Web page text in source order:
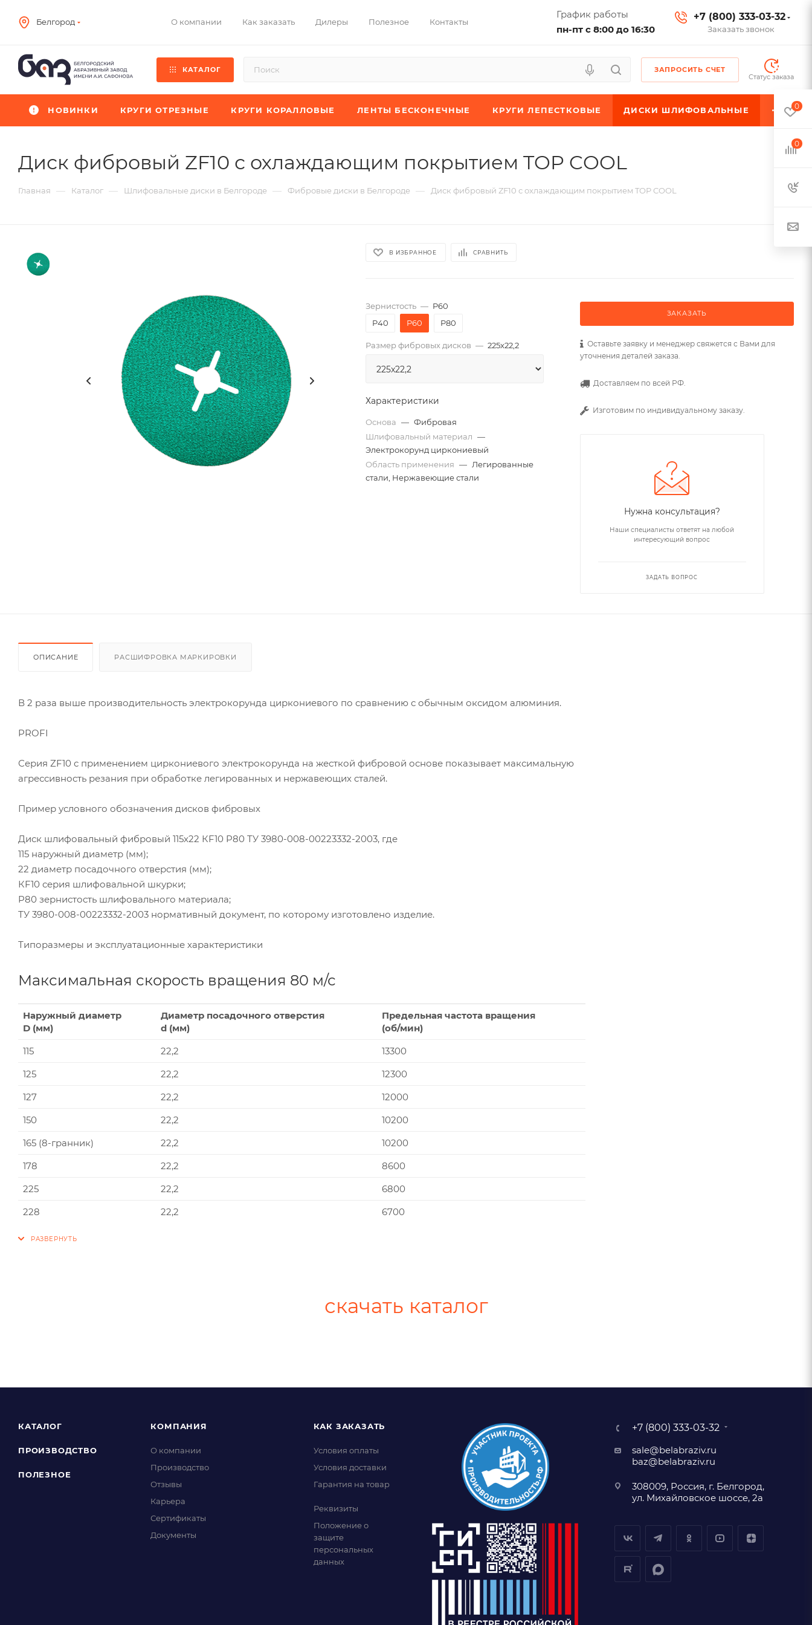
Белгород О компании Как заказать Дилеры Полезное Контакты
График работы
пн-пт с 8:00 до 16:30
+7 (800) 333-03-32
Заказать звонок
КАТАЛОГ
ЗАПРОСИТЬ СЧЕТ
Статус заказа
НОВИНКИ КРУГИ ОТРЕЗНЫЕ КРУГИ КОРАЛЛОВЫЕ ЛЕНТЫ БЕСКОНЕЧНЫЕ КРУГИ ЛЕПЕСТКОВЫЕ ДИСКИ ШЛИФОВАЛЬНЫЕ
Диск фибровый ZF10 с охлаждающим покрытием TOP COOL
Главная — Каталог — Шлифовальные диски в Белгороде — Фибровые диски в Белгороде — Диск фибровый ZF10 с охлаждающим покрытием TOP COOL
В ИЗБРАННОЕ СРАВНИТЬ
Зернистость — P60
P40
P60 P80
Размер фибровых дисков — 225x22,2
Характеристики
Основа — Фибровая
Шлифовальный материал —
Электрокорунд циркониевый
Область применения — Легированные
стали, Нержавеющие стали
ЗАКАЗАТЬ
Оставьте заявку и менеджер свяжется с Вами для
уточнения деталей заказа.
Доставляем по всей РФ.
Изготовим по индивидуальному заказу.
Нужна консультация?
Наши специалисты ответят на любой
интересующий вопрос
ЗАДАТЬ ВОПРОС
ОПИСАНИЕ РАСШИФРОВКА МАРКИРОВКИ
В 2 раза выше производительность электрокорунда циркониевого по сравнению с обычным оксидом алюминия.
PROFI
Серия ZF10 с применением циркониевого электрокорунда на жесткой фибровой основе показывает максимальную
агрессивность резания при обработке легированных и нержавеющих сталей.
Пример условного обозначения дисков фибровых
Диск шлифовальный фибровый 115х22 КF10 P80 ТУ 3980-008-00223332-2003, где
115 наружный диаметр (мм);
22 диаметр посадочного отверстия (мм);
КF10 серия шлифовальной шкурки;
P80 зернистость шлифовального материала;
ТУ 3980-008-00223332-2003 нормативный документ, по которому изготовлено изделие.
Типоразмеры и эксплуатационные характеристики
Максимальная скорость вращения 80 м/с
Наружный диаметр
D (мм)
Диаметр посадочного отверстия
d (мм)
Предельная частота вращения
(об/мин)
115
22,2
13300
125
22,2
12300
127
22,2
12000
150
22,2
10200
165 (8-гранник)
22,2
10200
178
22,2
8600
225
22,2
6800
228
22,2 6700
скачать каталог
КАТАЛОГ
ПРОИЗВОДСТВО
ПОЛЕЗНОЕ
КОМПАНИЯ
О компании
Производство
Отзывы
Карьера
Сертификаты
Документы
КАК ЗАКАЗАТЬ
Условия оплаты
Условия доставки
Гарантия на товар
Реквизиты
Положение о
защите
персональных
данных
+7 (800) 333-03-32
sale@belabraziv.ru
baz@belabraziv.ru
308009, Россия, г. Белгород,
ул. Михайловское шоссе, 2а
0
0